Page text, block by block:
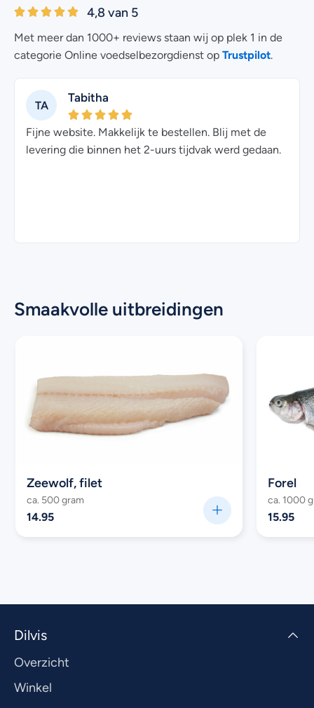
4,8 van 5
Met meer dan 1000+ reviews staan wij op plek 1 in de
categorie Online voedselbezorgdienst op Trustpilot
TA
Tabitha
Fijne website. Makkelijk te bestellen. Blij met de
levering die binnen het 2-uurs tijdvak werd gedaan.
Smaakvolle uitbreidingen
Zeewolf, filet
ca. 500 gram
14.95
Forel
ca. 1000
15.95
Dilvis
Overzicht
Winkel